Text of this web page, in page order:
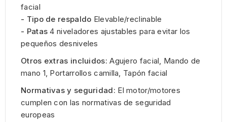
facial
- Tipo de respaldo Elevable/reclinable
- Patas 4 niveladores ajustables para evitar los
pequeños desniveles
Otros extras incluidos:Agujero facial, Mando de
mano 1, Portarrollos camilla, Tapón facial
Normativas y seguridad: El motor/motores
cumplen con las normativas de seguridad
europeas